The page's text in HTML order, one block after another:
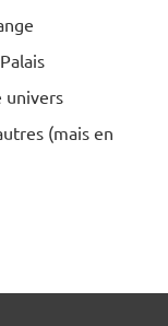
univers
(mais en